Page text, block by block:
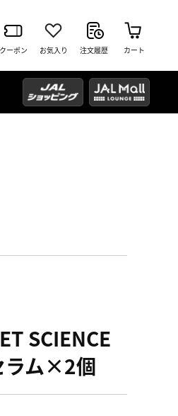
クーポン お気入り 注文履歴 カート
SCIENCE
ラム×2個